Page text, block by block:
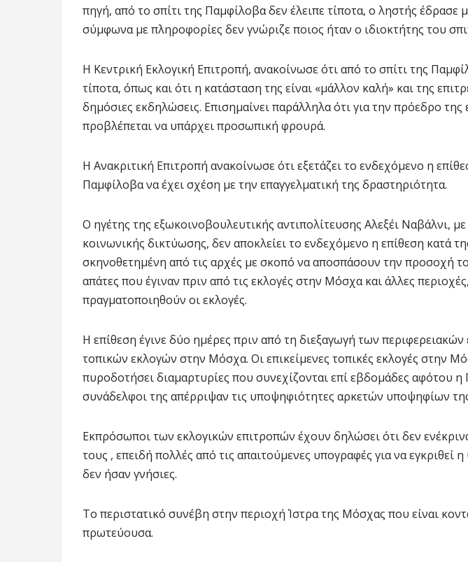
πηγή, από το σπίτι της Παμφίλοβα δεν έλειπε τίποτα, ο ληστής έδρασε
σύμφωνα με πληροφορίες δεν γνώριζε ποιος ήταν ο ιδιοκτήτης του
Η Κεντρική Εκλογική Επιτροπή, ανακοίνωσε ότι από το σπίτι της
τίποτα, όπως και ότι η κατάσταση της είναι «μάλλον καλή» και της
δημόσιες εκδηλώσεις. Επισημαίνει παράλληλα ότι για την πρόεδρο της
προβλέπεται να υπάρχει προσωπική φρουρά.
Η Ανακριτική Επιτροπή ανακοίνωσε ότι εξετάζει το ενδεχόμενο η
Παμφίλοβα να έχει σχέση με την επαγγελματική της δραστηριότητα.
Ο ηγέτης της εξωκοινοβουλευτικής αντιπολίτευσης Αλεξέι Ναβάλνι,
κοινωνικής δικτύωσης, δεν αποκλείει το ενδεχόμενο η επίθεση κατά
σκηνοθετημένη από τις αρχές με σκοπό να αποσπάσουν την προσοχή
απάτες που έγιναν πριν από τις εκλογές στην Μόσχα και άλλες
πραγματοποιηθούν οι εκλογές.
Η επίθεση έγινε δύο ημέρες πριν από τη διεξαγωγή των
τοπικών εκλογών στην Μόσχα. Οι επικείμενες τοπικές εκλογές στην
πυροδοτήσει διαμαρτυρίες που συνεχίζονται επί εβδομάδες αφότου η
συνάδελφοι της απέρριψαν τις υποψηφιότητες αρκετών υποψηφίων
Εκπρόσωποι των εκλογικών επιτροπών έχουν δηλώσει ότι δεν
τους , επειδή πολλές από τις απαιτούμενες υπογραφές για να εγκριθεί
δεν ήσαν γνήσιες.
Το περιστατικό συνέβη στην περιοχή Ίστρα της Μόσχας που είναι
πρωτεύουσα.